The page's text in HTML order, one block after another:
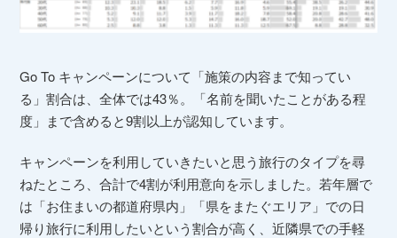
Go To キャンペーンについて「施策の内容まで知ってい
る」割合は、全体では43％。「名前を聞いたことがある程
度」まで含めると9割以上が認知しています。
キャンペーンを利用していきたいと思う旅行のタイプを尋
ねたところ、合計で4割が利用意向を示しました。 若年層で
は「お住まいの都道府県内」「県をまたぐエリア」での日
帰り旅行に利用したいという割合が高く、近隣県での手軽